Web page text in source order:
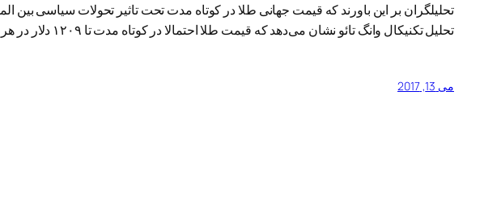
تحلیلگران بر این باورند که قیمت جهانی طلا در کوتاه مدت تحت تاثیر تحولات سیاسی بین
تحلیل تکنیکال وانگ تائو نشان می‌دهد که قیمت طلا احتمالا در کوتاه مدت تا ۱۲۰۹ دلار در هر اونس کاهش یابد.
می 13, 2017